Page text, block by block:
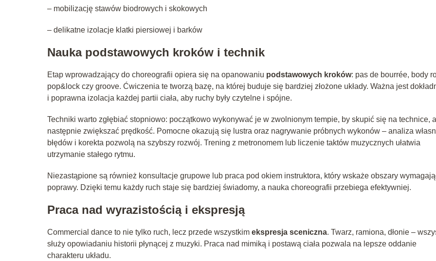
– mobilizację stawów biodrowych i skokowych
– delikatne izolacje klatki piersiowej i barków
Nauka podstawowych kroków i technik
Etap wprowadzający do choreografii opiera się na opanowaniu podstawowych kroków: pas de bourrée, body
pop&lock czy groove. Ćwiczenia te tworzą bazę, na której buduje się bardziej złożone układy. Ważna jest
i poprawna izolacja każdej partii ciała, aby ruchy były czytelne i spójne.
Techniki warto zgłębiać stopniowo: początkowo wykonywać je w zwolnionym tempie, by skupić się na technice, a
następnie zwiększać prędkość. Pomocne okazują się lustra oraz nagrywanie próbnych wykonów – analiza
błędów i korekta pozwolą na szybszy rozwój. Trening z metronomem lub liczenie taktów muzycznych ułatwia
utrzymanie stałego rytmu.
Niezastąpione są również konsultacje grupowe lub praca pod okiem instruktora, który wskaże obszary
poprawy. Dzięki temu każdy ruch staje się bardziej świadomy, a nauka choreografii przebiega efektywniej.
Praca nad wyrazistością i ekspresją
Commercial dance to nie tylko ruch, lecz przede wszystkim ekspresja sceniczna. Twarz, ramiona, dłonie –
służy opowiadaniu historii płynącej z muzyki. Praca nad mimiką i postawą ciała pozwala na lepsze oddanie
charakteru układu.